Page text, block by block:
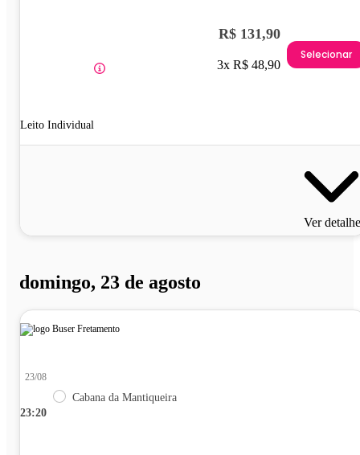
Leito Individual
R$ 131,90
3x R$ 48,90
Selecionar
Ver
domingo, 23 de agosto
23:20
23/08
Cabana da Mantiqueira